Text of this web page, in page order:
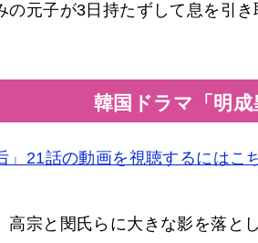
の元子が3日持たずして息を引
韓国ドラマ「明
」21話の動画を視聴するにはこ
高宗と閔氏らに大きな影を落とし